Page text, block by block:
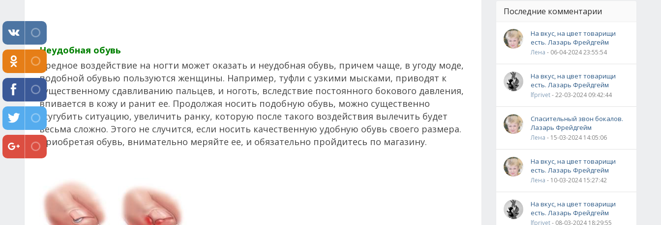
Неудобная обувь
Вредное воздействие на ногти может оказать и неудобная обувь, причем чаще, в угоду моде,
подобной обувью пользуются женщины. Например, туфли с узкими мысками, приводят к
существенному сдавливанию пальцев, и ноготь, вследствие постоянного бокового давления,
впивается в кожу и ранит ее. Продолжая носить подобную обувь, можно существенно
усугубить ситуацию, увеличить ранку, которую после такого воздействия вылечить будет
весьма сложно. Этого не случится, если носить качественную удобную обувь своего размера.
Приобретая обувь, внимательно меряйте ее, и обязательно пройдитесь по магазину.
Последние комментарии
На вкус, на цвет товарищи
есть. Лазарь Фрейдгейм
Лена - 06-04-2024 23:55:54
На вкус, на цвет товарищи
есть. Лазарь Фрейдгейм
lfprivet- 22-03-2024 09:42:44
Спасительный звон бокалов.
Лазарь Фрейдгейм
Лена - 15-03-2024 14:05:06
На вкус, на цвет товарищи
есть. Лазарь Фрейдгейм
Лена - 10-03-2024 15:27:42
На вкус, на цвет товарищи
есть. Лазарь Фрейдгейм
lfprivet- 08-03-2024 18:29:55